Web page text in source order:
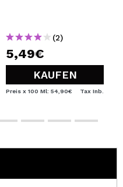
(2)
5,49€
KAUFEN
Preis x 100 Ml: 54,90€ Tax Inb.